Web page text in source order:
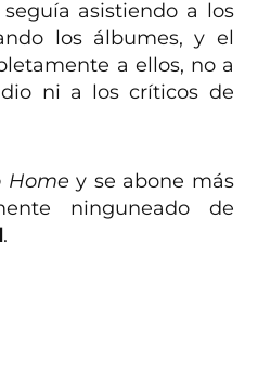
asistiendo a los
los álbumes, y el
a ellos, no a
ni a los críticos de
Home y se abone más
ninguneado de
.